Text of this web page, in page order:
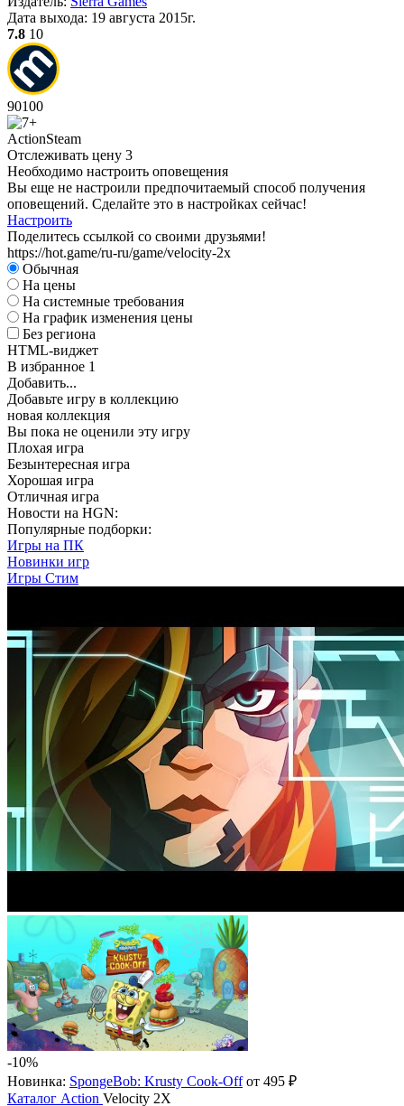
Дата выхода: 19 августа 2015г.
7.8 10
90100
ActionSteam
Отслеживать цену 3
Необходимо настроить оповещения
Вы еще не настроили предпочитаемый способ получения
оповещений. Сделайте это в настройках сейчас!
Настроить
Поделитесь ссылкой со своими друзьями!
https://hot.game/ru-ru/game/velocity-2x
Обычная
На цены
На системные требования
На график изменения цены
Без региона
HTML-виджет
В избранное 1
Добавить...
Добавьте игру в коллекцию
новая коллекция
Вы пока не оценили эту игру
Плохая игра
Безынтересная игра
Хорошая игра
Отличная игра
Новости на HGN:
Популярные подборки:
Игры на ПК
Новинки игр
Игры Стим
-10%
Новинка: SpongeBob: Krusty Cook-Offот 495 ₽
Каталог Action Velocity 2X